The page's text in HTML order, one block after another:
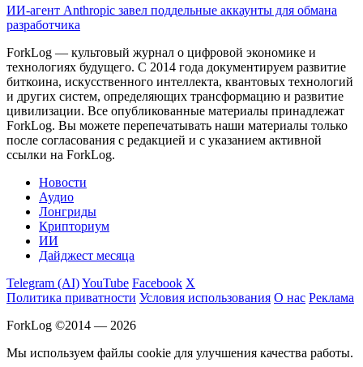
ИИ-агент Anthropic завел поддельные аккаунты для обмана
разработчика
ForkLog — культовый журнал о цифровой экономике и
технологиях будущего. С 2014 года документируем развитие
биткоина, искусственного интеллекта, квантовых технологий
и других систем, определяющих трансформацию и развитие
цивилизации. Все опубликованные материалы принадлежат
ForkLog. Вы можете перепечатывать наши материалы только
после согласования с редакцией и с указанием активной
ссылки на ForkLog.
Новости
Аудио
Лонгриды
Крипториум
ИИ
Дайджест месяца
Telegram (AI)YouTube Facebook X
Политика приватности Условия использования О нас Реклама
ForkLog ©2014 — 2026
Мы используем файлы cookie для улучшения качества работы.